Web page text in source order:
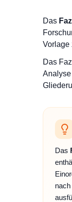
Das
Vorlage
Das
Das